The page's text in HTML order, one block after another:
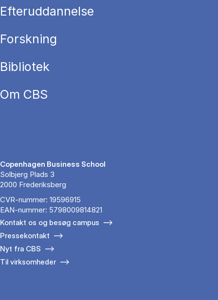
Efteruddannelse
Forskning
Bibliotek
Om CBS
Copenhagen Business School
Solbjerg Plads 3
2000 Frederiksberg
CVR-nummer: 19596915
EAN-nummer: 5798009814821
Kontakt os og besøg campus
Pressekontakt
Nyt fra CBS
Til virksomheder